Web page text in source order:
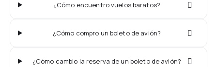
¿Cómo encuentro vuelos baratos?
¿Cómo compro un boleto de avión?
¿Cómo cambio la reserva de un boleto de avión?